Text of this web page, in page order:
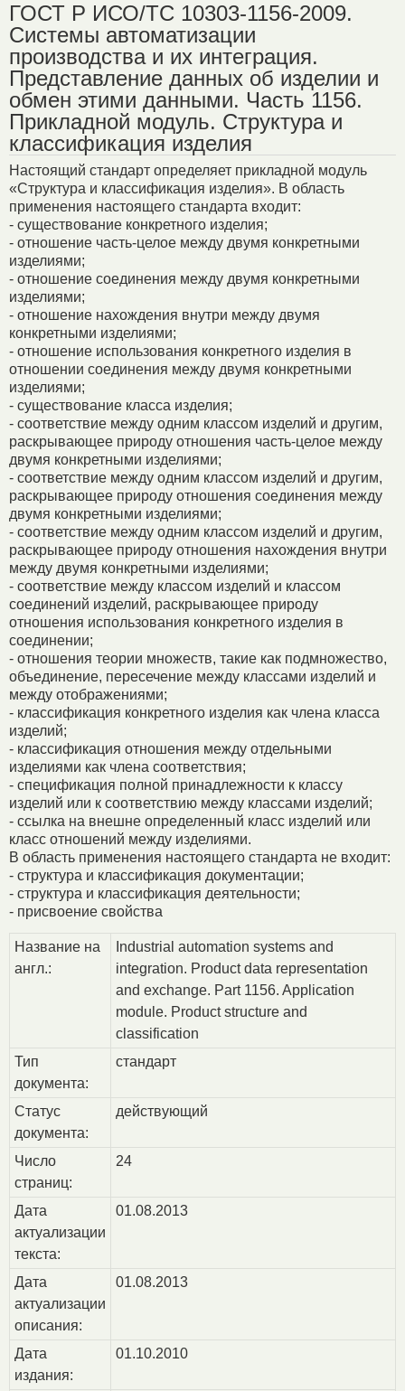
ГОСТ Р ИСО/ТС 10303-1156-2009.
Системы автоматизации
производства и их интеграция.
Представление данных об изделии и
обмен этими данными. Часть 1156.
Прикладной модуль. Структура и
классификация изделия
Настоящий стандарт определяет прикладной модуль
«Структура и классификация изделия». В область
применения настоящего стандарта входит:
- существование конкретного изделия;
- отношение часть-целое между двумя конкретными
изделиями;
- отношение соединения между двумя конкретными
изделиями;
- отношение нахождения внутри между двумя
конкретными изделиями;
- отношение использования конкретного изделия в
отношении соединения между двумя конкретными
изделиями;
- существование класса изделия;
- соответствие между одним классом изделий и другим,
раскрывающее природу отношения часть-целое между
двумя конкретными изделиями;
- соответствие между одним классом изделий и другим,
раскрывающее природу отношения соединения между
двумя конкретными изделиями;
- соответствие между одним классом изделий и другим,
раскрывающее природу отношения нахождения внутри
между двумя конкретными изделиями;
- соответствие между классом изделий и классом
соединений изделий, раскрывающее природу
отношения использования конкретного изделия в
соединении;
- отношения теории множеств, такие как подмножество,
объединение, пересечение между классами изделий и
между отображениями;
- классификация конкретного изделия как члена класса
изделий;
- классификация отношения между отдельными
изделиями как члена соответствия;
- спецификация полной принадлежности к классу
изделий или к соответствию между классами изделий;
- ссылка на внешне определенный класс изделий или
класс отношений между изделиями.
В область применения настоящего стандарта не входит:
- структура и классификация документации;
- структура и классификация деятельности;
- присвоение свойства
Название на
англ.:
Industrial automation systems and
integration. Product data representation
and exchange. Part 1156. Application
module. Product structure and
classification
Тип
документа:
стандарт
Статус
документа:
действующий
Число
страниц:
24
Дата
актуализации
текста:
01.08.2013
Дата
актуализации
описания:
01.08.2013
Дата
издания:
01.10.2010